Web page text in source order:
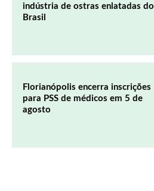
indústria de ostras enlatadas do
Brasil
Florianópolis encerra inscrições
para PSS de médicos em 5 de
agosto